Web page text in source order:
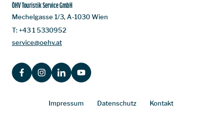
ÖHV Touristik Service GmbH
Mechelgasse 1/3, A-1030 Wien
T:+43 1 5330952
service@oehv.at
FACEBOOKINSTAGRAMLINKEDINYOUTUBE
Impressum Datenschutz Kontakt